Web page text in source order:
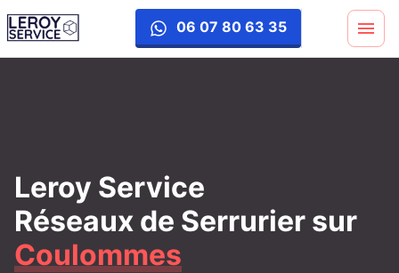
06 07 80 63 35
Leroy Service
Réseaux de Serrurier sur
Coulommes